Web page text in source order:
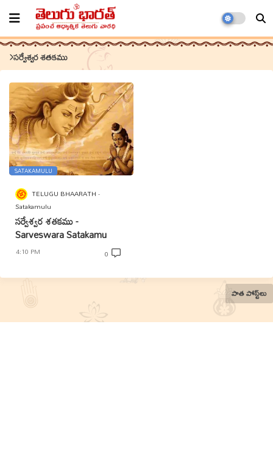
సర్వేశ్వర శతకము
SATAKAMULU
TELUGU BHAARATH
Satakamulu
సర్వేశ్వర శతకము -
Sarveswara Satakamu
4:10 PM 0
పాత పోస్ట్‌లు